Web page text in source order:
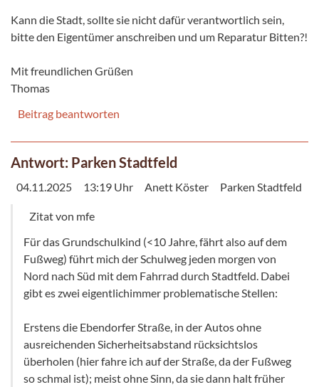
Kann die Stadt, sollte sie nicht dafür verantwortlich sein,
bitte den Eigentümer anschreiben und um Reparatur Bitten?!
Mit freundlichen Grüßen
Thomas
Beitrag beantworten
Antwort: Parken Stadtfeld
04.11.2025 13:19 Uhr Anett Köster Parken Stadtfeld
Zitat von mfe
Für das Grundschulkind (<10 Jahre, fährt also auf dem
Fußweg) führt mich der Schulweg jeden morgen von
Nord nach Süd mit dem Fahrrad durch Stadtfeld. Dabei
gibt es zwei eigentlichimmer problematische Stellen:
Erstens die Ebendorfer Straße, in der Autos ohne
ausreichenden Sicherheitsabstand rücksichtslos
überholen (hier fahre ich auf der Straße, da der Fußweg
so schmal ist); meist ohne Sinn, da sie dann halt früher